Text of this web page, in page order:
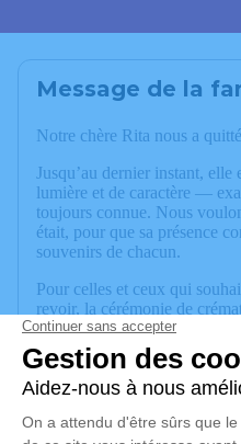
Message de la
Notre chère Rita nous a
Jusqu’au dernier instant, elle
lumière et de caractère —
toujours connue. Nous
était, pour que sa présence
souvenirs de chacun.
Pour celles et ceux qui
revoir, la cérémonie de
novembre à 12h00 au
Cimetière des Îles 74000
Nous avons également créé
chacun peut laisser un
Nous y ajouterons aussi les